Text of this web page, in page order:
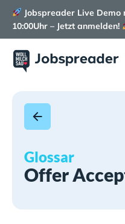
Jobspreader Live Demo
10:00Uhr – Jetzt anmelden!
Glossar
Offer